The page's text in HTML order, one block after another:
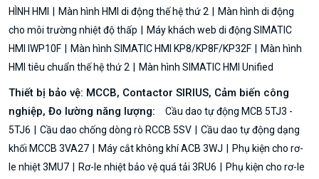
HÌNH HMI
Màn hình HMI di động thế hệ thứ 2
Màn hình di động
cho môi trường nhiệt độ thấp
Máy khách web di động SIMATIC
HMI IWP10F
Màn hình SIMATIC HMI KP8/KP8F/KP32F
Màn hình
HMI tiêu chuẩn thế hệ thứ 2
Màn hình SIMATIC HMI Unified
Thiết bị bảo vệ: MCCB, Contactor SIRIUS, Cảm biến công
nghiệp, Đo lường năng lượng:
Cầu dao tự động MCB 5TJ3 -
5TJ6
Cầu dao chống dòng rò RCCB 5SV
Cầu dao tự động dạng
khối MCCB 3VA27
Máy cắt không khí ACB 3WJ
Phụ kiện cho rơ-
le nhiệt 3MU7
Rơ-le nhiệt bảo vệ quá tải 3RU6
Phụ kiện cho rơ-le